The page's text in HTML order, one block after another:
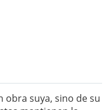
obra suya, sino de su